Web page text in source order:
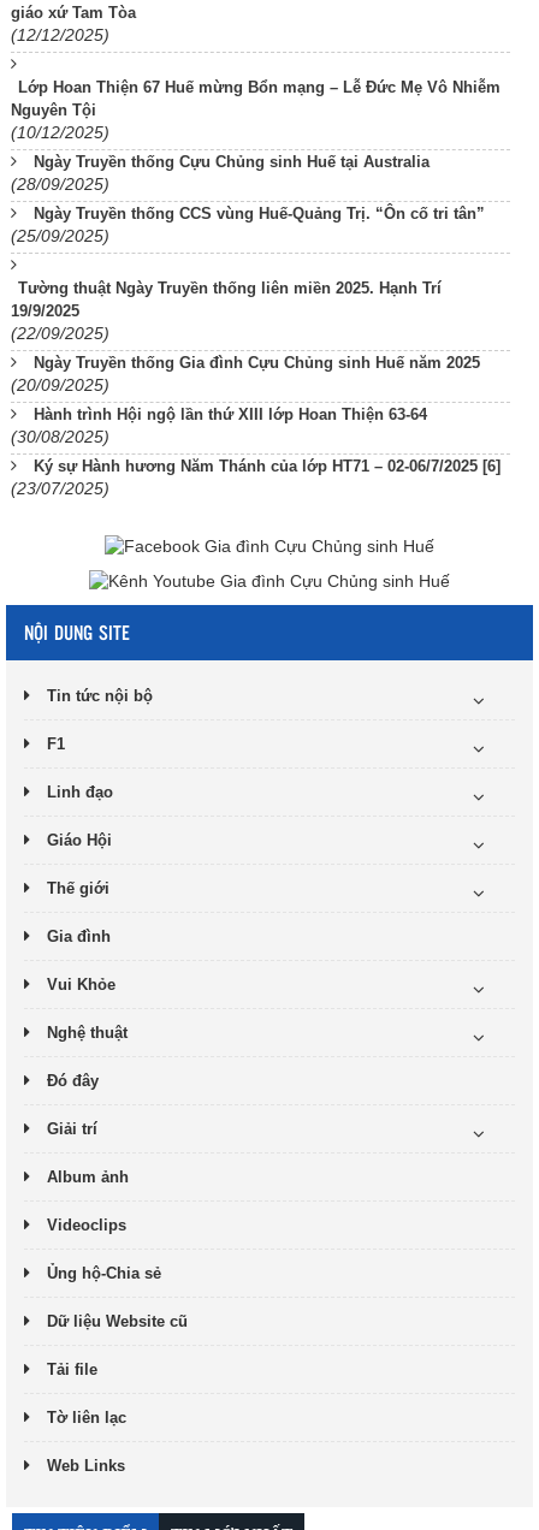
giáo xứ Tam Tòa
(12/12/2025)
Lớp Hoan Thiện 67 Huế mừng Bổn mạng – Lễ Đức Mẹ Vô Nhiễm
Nguyên Tội
(10/12/2025)
Ngày Truyền thống Cựu Chủng sinh Huế tại Australia
(28/09/2025)
Ngày Truyền thống CCS vùng Huế-Quảng Trị. “Ôn cố tri tân”
(25/09/2025)
Tường thuật Ngày Truyền thống liên miền 2025. Hạnh Trí
19/9/2025
(22/09/2025)
Ngày Truyền thống Gia đình Cựu Chủng sinh Huế năm 2025
(20/09/2025)
Hành trình Hội ngộ lần thứ XIII lớp Hoan Thiện 63-64
(30/08/2025)
Ký sự Hành hương Năm Thánh của lớp HT71 – 02-06/7/2025 [6]
(23/07/2025)
NỘI DUNG SITE
Tin tức nội bộ
F1
Linh đạo
Giáo Hội
Thế giới
Gia đình
Vui Khỏe
Nghệ thuật
Đó đây
Giải trí
Album ảnh
Videoclips
Ủng hộ-Chia sẻ
Dữ liệu Website cũ
Tải file
Tờ liên lạc
Web Links